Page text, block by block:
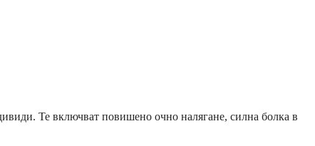
Те включват повишено очно налягане, силна болка в